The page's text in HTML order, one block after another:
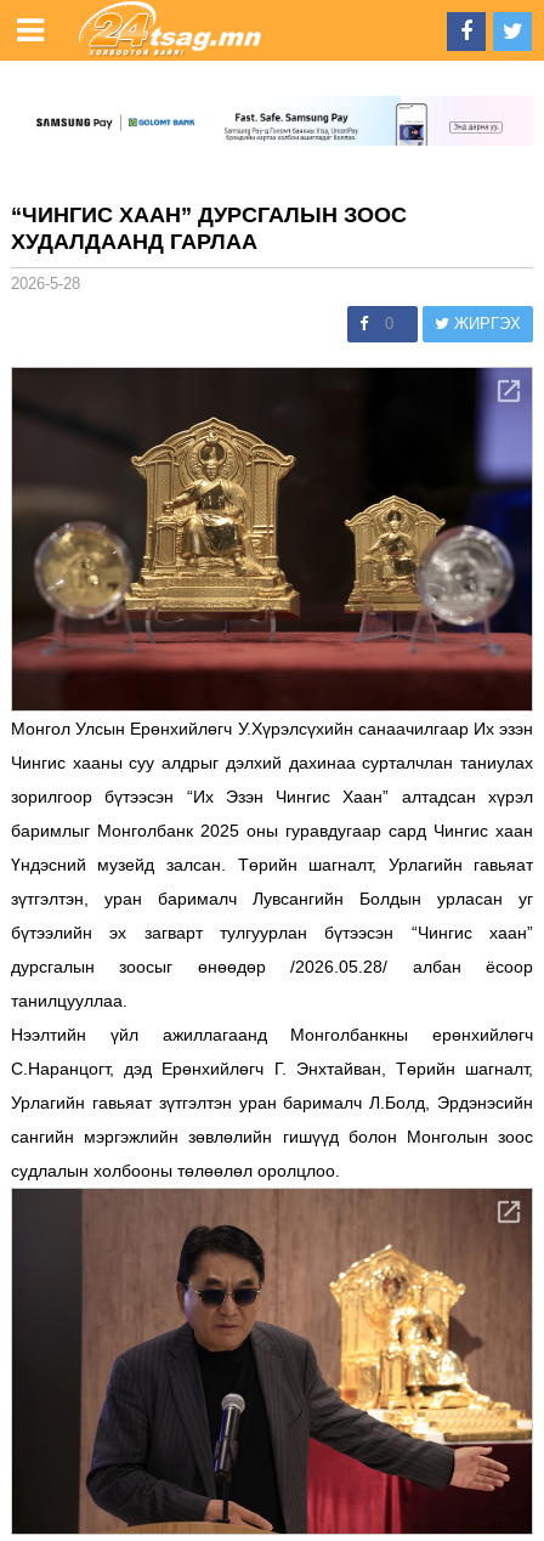
“ЧИНГИС ХААН” ДУРСГАЛЫН ЗООС
ХУДАЛДААНД ГАРЛАА
2026-5-28
0 ЖИРГЭХ
Монгол Улсын Ерөнхийлөгч У.Хүрэлсүхийн санаачилгаар Их эзэн
Чингис хааны суу алдрыг дэлхий дахинаа сурталчлан таниулах
зорилгоор бүтээсэн “Их Эзэн Чингис Хаан” алтадсан хүрэл
баримлыг Монголбанк 2025 оны гуравдугаар сард Чингис хаан
Үндэсний музейд залсан. Төрийн шагналт, Урлагийн гавьяат
зүтгэлтэн, уран барималч Лувсангийн Болдын урласан уг
бүтээлийн эх загварт тулгуурлан бүтээсэн “Чингис хаан”
дурсгалын зоосыг өнөөдөр /2026.05.28/ албан ёсоор
танилцууллаа.
Нээлтийн үйл ажиллагаанд Монголбанкны ерөнхийлөгч
С.Наранцогт, дэд Ерөнхийлөгч Г. Энхтайван, Төрийн шагналт,
Урлагийн гавьяат зүтгэлтэн уран барималч Л.Болд, Эрдэнэсийн
сангийн мэргэжлийн зөвлөлийн гишүүд болон Монголын зоос
судлалын холбооны төлөөлөл оролцлоо.